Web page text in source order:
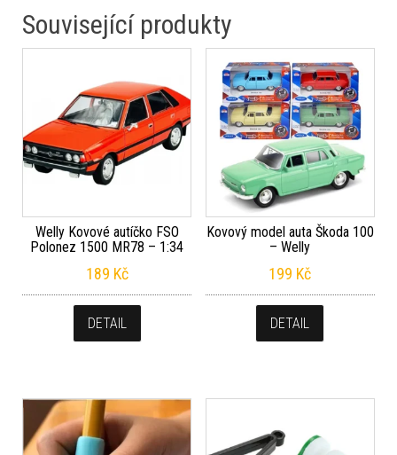
Související produkty
Welly Kovové autíčko FSO
Polonez 1500 MR78 – 1:34
189 Kč
DETAIL
Kovový model auta Škoda 100
– Welly
199 Kč
DETAIL